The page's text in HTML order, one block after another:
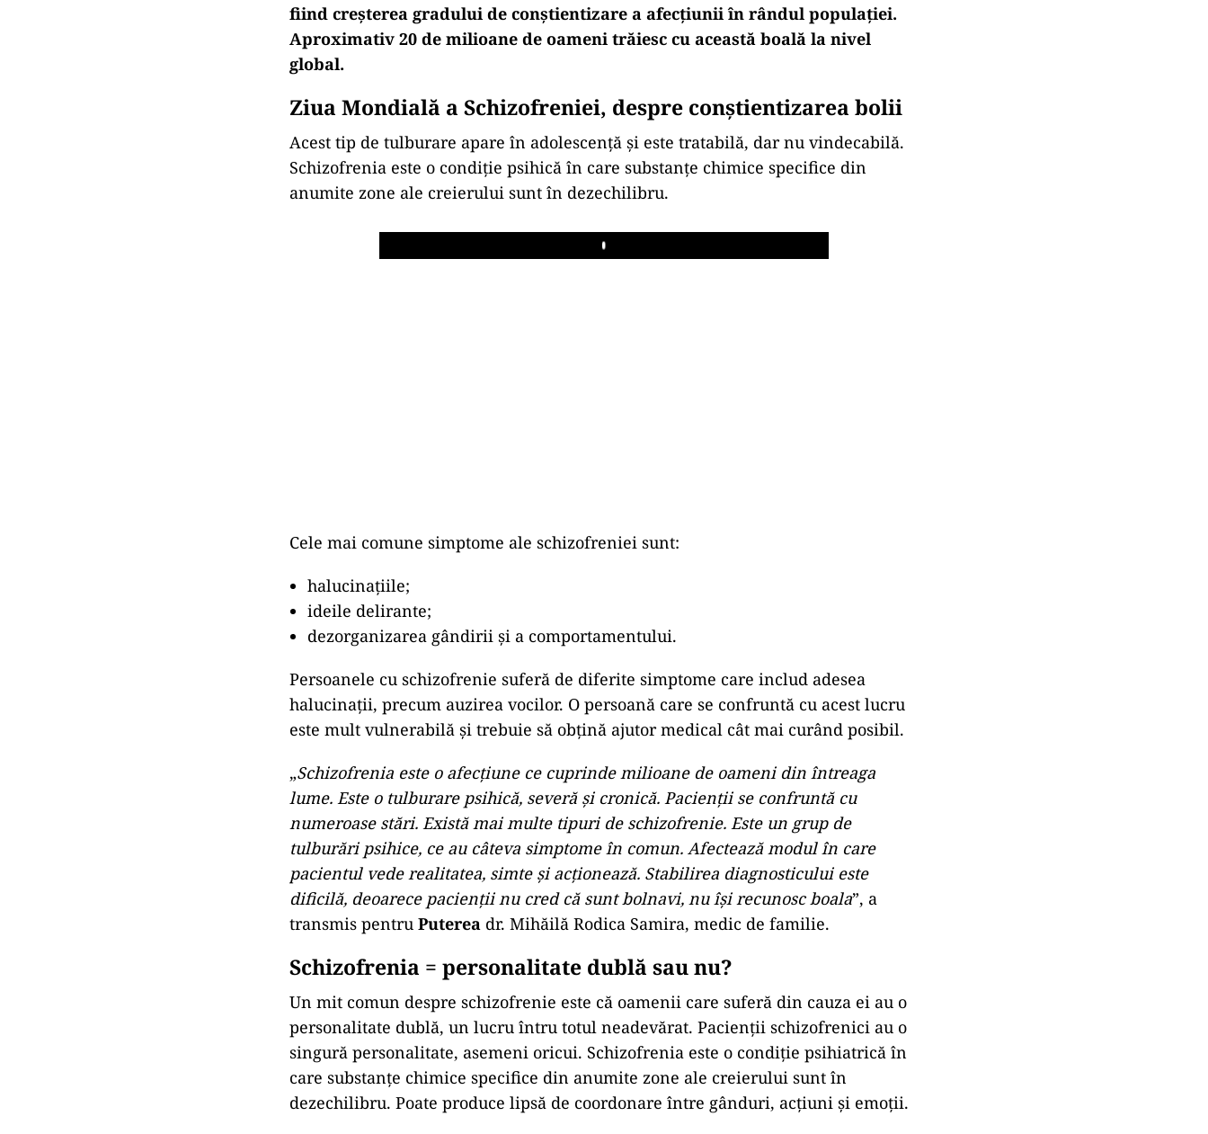
fiind creșterea gradului de conștientizare a afecțiunii în rândul populației.
Aproximativ 20 de milioane de oameni trăiesc cu această boală la nivel
global.
Ziua Mondială a Schizofreniei, despre conștientizarea bolii
Acest tip de tulburare apare în adolescență și este tratabilă, dar nu vindecabilă.
Schizofrenia este o condiție psihică în care substanțe chimice specifice din
anumite zone ale creierului sunt în dezechilibru.
Play
Cele mai comune simptome ale schizofreniei sunt:
halucinațiile;
ideile delirante;
dezorganizarea gândirii și a comportamentului.
Persoanele cu schizofrenie suferă de diferite simptome care includ adesea
halucinații, precum auzirea vocilor. O persoană care se confruntă cu acest lucru
este mult vulnerabilă și trebuie să obțină ajutor medical cât mai curând posibil.
„Schizofrenia este o afecțiune ce cuprinde milioane de oameni din întreaga
lume. Este o tulburare psihică, severă și cronică. Paciențiise confruntăcu
numeroase stări. Există maimulte tipuride schizofrenie. Este un grup de
tulburări psihice, ce au câteva simptomeîn comun. Afectează modulîn care
pacientul vede realitatea, simte șiacționează. Stabilirea diagnosticului este
dificilă, deoarece pacienții nu cred că sunt bolnavi, nu își recunoscboala”, a
transmis pentru Puterea dr. Mihăilă Rodica Samira, medic de familie.
Schizofrenia = personalitate dublă saunu?
Un mit comun despre schizofrenie este că oamenii care suferă din cauza ei au o
personalitate dublă, un lucru întru totul neadevărat. Pacienții schizofrenici au o
singură personalitate, asemeni oricui. Schizofrenia este o condiție psihiatrică în
care substanțe chimice specifice din anumite zone ale creierului sunt în
dezechilibru. Poate produce lipsă de coordonare între gânduri, acțiuni și emoții.